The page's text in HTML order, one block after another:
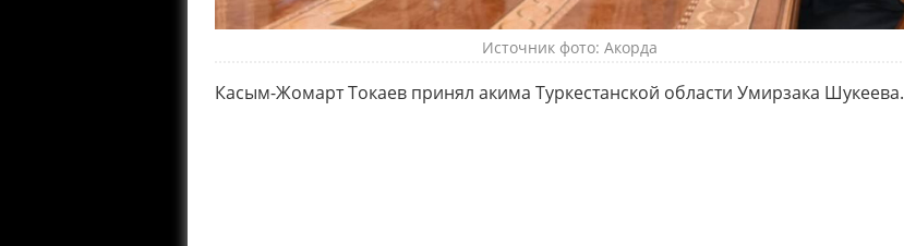
Источник фото: Акорда
Касым-Жомарт Токаев принял акима Туркестанской области Умирзака Шукеева.